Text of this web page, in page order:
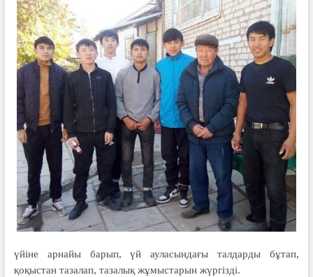
үйіне арнайы барып, үй ауласындағы талдарды бұтап,
қоқыстан тазалап, тазалық жұмыстарын жүргізді.